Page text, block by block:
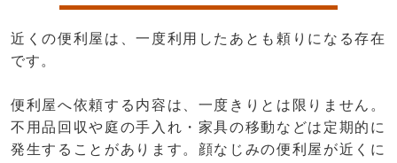
近くの便利屋は、一度利用したあとも頼りになる存在
です。
便利屋へ依頼する内容は、一度きりとは限りません。
不用品回収や庭の手入れ・家具の移動などは定期的に
発生することがあります。顔なじみの便利屋が近くに